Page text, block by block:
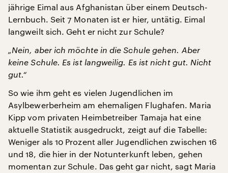
jährige Eimal aus Afghanistan über einem Deutsch-
Lernbuch. Seit 7 Monaten ist er hier, untätig. Eimal
langweilt sich. Geht er nicht zur Schule?
„Nein, aber ich möchte in die Schule gehen. Aber
keine Schule. Es ist langweilig. Es ist nicht gut. Nicht
gut.“
So wie ihm geht es vielen Jugendlichen im
Asylbewerberheim am ehemaligen Flughafen. Maria
Kipp vom privaten Heimbetreiber Tamaja hat eine
aktuelle Statistik ausgedruckt, zeigt auf die Tabelle:
Weniger als 10 Prozent aller Jugendlichen zwischen 16
und 18, die hier in der Notunterkunft leben, gehen
momentan zur Schule. Das geht gar nicht, sagt Maria